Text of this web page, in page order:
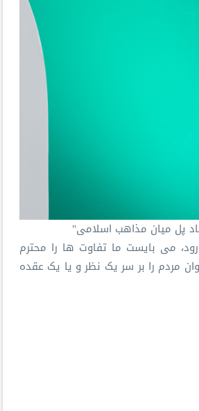
پل میان مذاهب اسلامی"
می بایست ما تفاوت ها را محترم
مردم را بر سر یک نظر و یا یک عقده